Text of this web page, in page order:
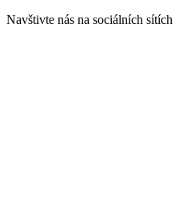
Navštivte nás na sociálních sítích